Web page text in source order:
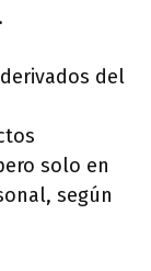
del
solo en
según